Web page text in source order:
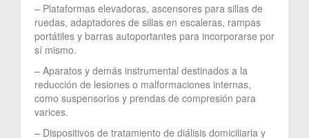
– Plataformas elevadoras, ascensores para sillas de
ruedas, adaptadores de sillas en escaleras, rampas
portátiles y barras autoportantes para incorporarse por
sí mismo.
– Aparatos y demás instrumental destinados a la
reducción de lesiones o malformaciones internas,
como suspensorios y prendas de compresión para
varices.
– Dispositivos de tratamiento de diálisis domiciliaria y